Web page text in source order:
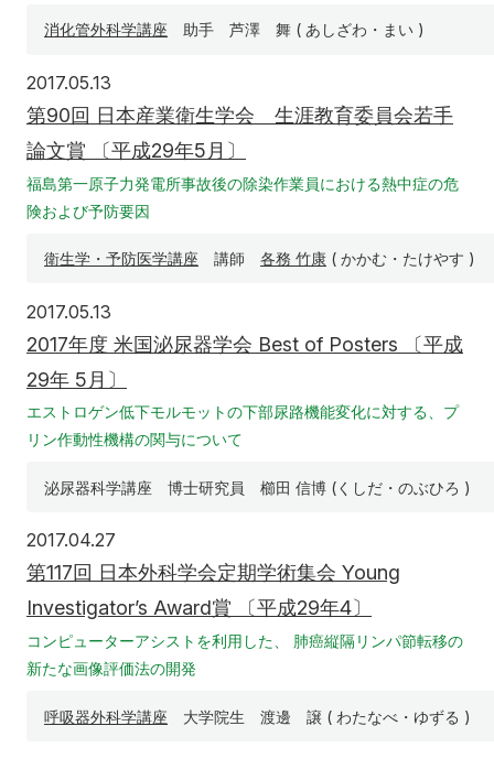
消化管外科学講座 助手 芦澤 舞 ( あしざわ・まい )
2017.05.13
第90回 日本産業衛生学会 生涯教育委員会若手
論文賞 〔平成29年5月〕
福島第一原子力発電所事故後の除染作業員における熱中症の危
険および予防要因
衛生学・予防医学講座 講師 各務 竹康 ( かかむ・たけやす )
2017.05.13
2017年度 米国泌尿器学会 Best of Posters 〔平成
29年 5月〕
エストロゲン低下モルモットの下部尿路機能変化に対する、プ
リン作動性機構の関与について
泌尿器科学講座 博士研究員 櫛田 信博 (くしだ・のぶひろ )
2017.04.27
第117回 日本外科学会定期学術集会 Young
Investigator’s Award賞 〔平成29年4〕
コンピューターアシストを利用した、 肺癌縦隔リンパ節転移の
新たな画像評価法の開発
呼吸器外科学講座 大学院生 渡邊 譲 ( わたなべ・ゆずる )